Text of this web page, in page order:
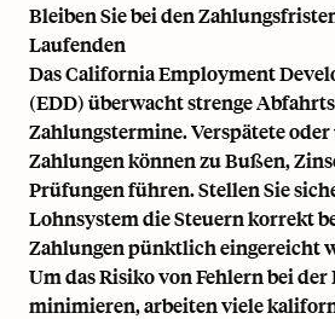
Bleiben Sie bei den
Laufenden
Das California Employment
(EDD) überwacht strenge
Zahlungstermine. Verspätete oder
Zahlungen können zu Bußen,
Prüfungen führen. Stellen Sie
Lohnsystem die Steuern korrekt
Zahlungen pünktlich eingereicht
Um das Risiko von Fehlern bei
minimieren, arbeiten viele